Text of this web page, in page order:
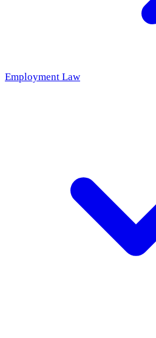
Employment Law